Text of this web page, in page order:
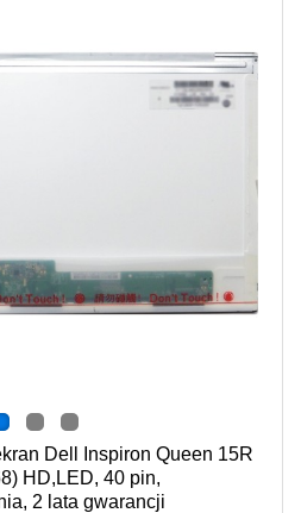
Dell Inspiron Queen 15R
HD,LED, 40 pin,
2 lata gwarancji